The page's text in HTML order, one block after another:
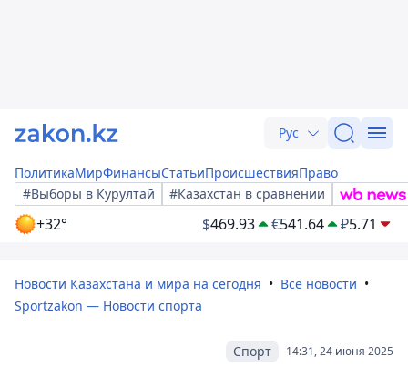
Рус
ПолитикаМирФинансыСтатьиПроисшествияПраво
#Выборы в Курултай
#Казахстан в сравнении
+32° $469.93 €541.64 ₽5.71
Новости Казахстана и мира на сегодня
Все новости
Sportzakon — Новости спорта
14:31, 24 июня 2025
Спорт